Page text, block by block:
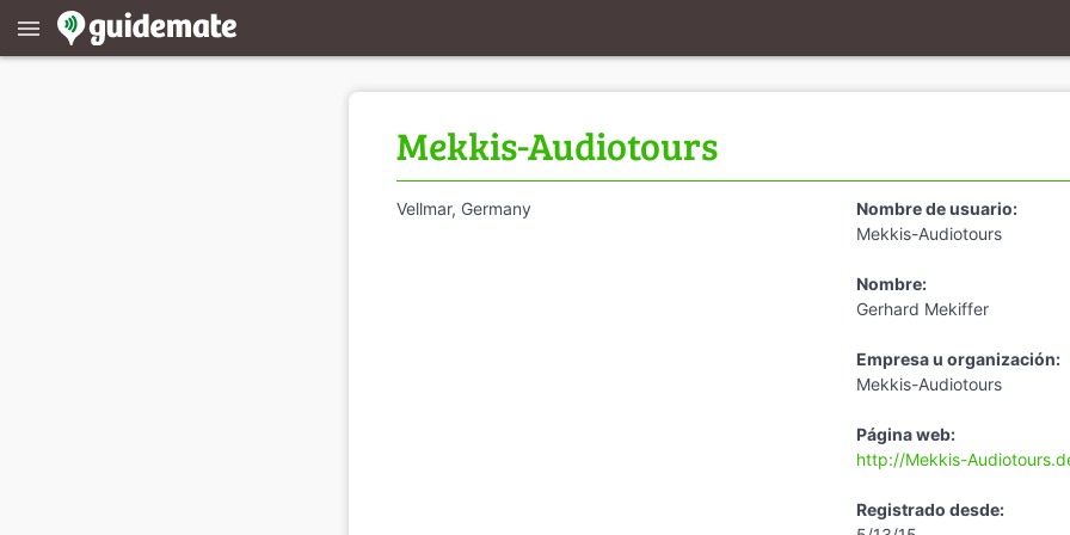
menu
Mekkis-Audiotours
Vellmar, Germany
Nombre de usuario:
Mekkis-Audiotours
Nombre:
Gerhard Mekiffer
Empresa u organización:
Mekkis-Audiotours
Página web:
http://Mekkis-
Registrado desde: